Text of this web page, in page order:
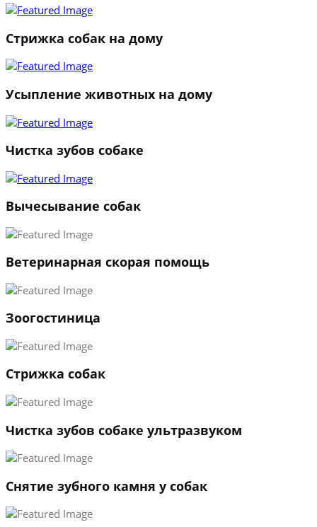
2
→
Стрижка собак на дому
Усыпление животных на дому
Чистка зубов собаке
Вычесывание собак
Ветеринарная скорая помощь
Зоогостиница
Стрижка собак
Чистка зубов собаке ультразвуком
Снятие зубного камня у собак